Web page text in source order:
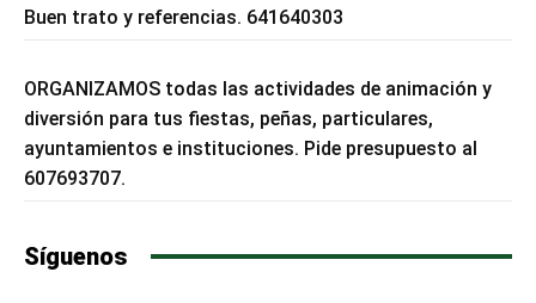
Buen trato y referencias. 641640303
ORGANIZAMOS todas las actividades de animación y
diversión para tus fiestas, peñas, particulares,
ayuntamientos e instituciones. Pide presupuesto al
607693707.
Síguenos